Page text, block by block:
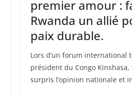
premier amour :
Rwanda un allié
paix durable.
Lors d’un forum international
président du Congo Kinshasa,
surpris l’opinion nationale et